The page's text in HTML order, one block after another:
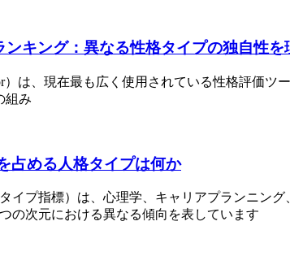
キング：異なる性格タイプの独自性を
）は、現在最も広く使用されている性格評価
組み
占める人格タイプは何か
イプ指標）は、心理学、キャリアプランニン
の次元における異なる傾向を表しています